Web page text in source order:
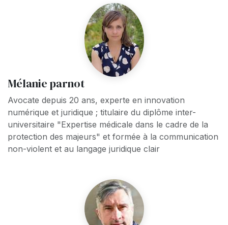
Mélanie parnot
Avocate depuis 20 ans, experte en innovation
numérique et juridique ; titulaire du diplôme inter-
universitaire "Expertise médicale dans le cadre de la
protection des majeurs" et formée à la communication
non-violent et au langage juridique clair